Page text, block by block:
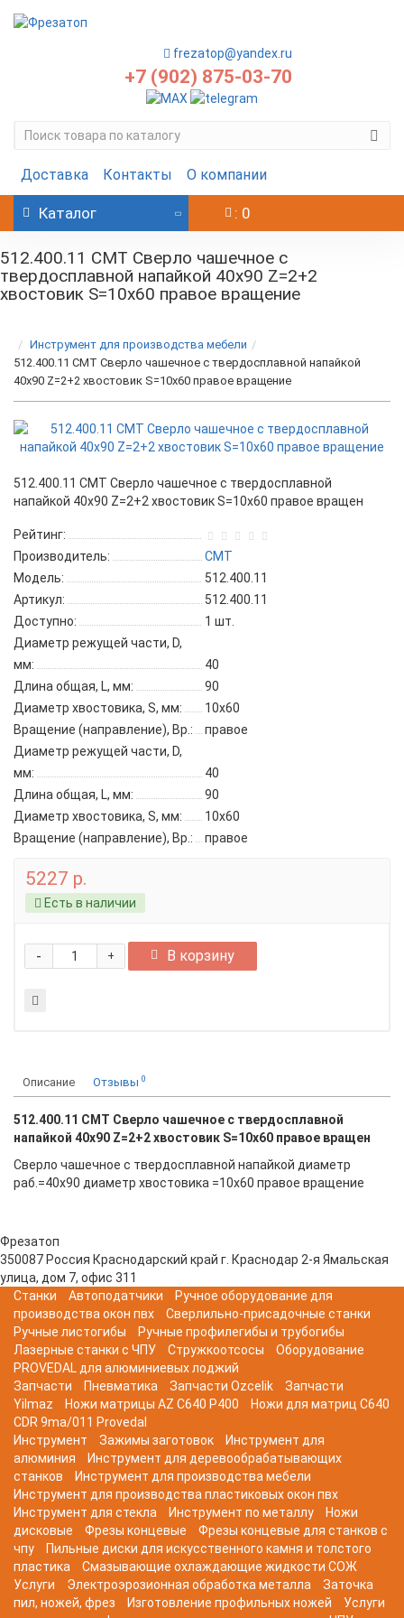
frezatop@yandex.ru
+7 (902) 875-03-70
Доставка Контакты О компании
Каталог : 0
512.400.11 CMT Сверло чашечное с
твердосплавной напайкой 40x90 Z=2+2
хвостовик S=10x60 правое вращение
Инструмент для производства мебели
512.400.11 CMT Сверло чашечное с твердосплавной напайкой
40x90 Z=2+2 хвостовик S=10x60 правое вращение
512.400.11 CMT Сверло чашечное с твердосплавной
напайкой 40x90 Z=2+2 хвостовик S=10x60 правое вращен
Рейтинг:
Производитель:
CMT
Модель:
512.400.11
Артикул:
512.400.11
Доступно:
1 шт.
Диаметр режущей части, D,
мм:
40
Длина общая, L, мм:
90
Диаметр хвостовика, S, мм:
10x60
Вращение (направление), Вр.:
правое
Диаметр режущей части, D,
мм:
40
Длина общая, L, мм:
90
Диаметр хвостовика, S, мм:
10x60
Вращение (направление), Вр.:
правое
5227 р.
Есть в наличии
+
- В корзину
Описание Отзывы 0
512.400.11 CMT Сверло чашечное с твердосплавной
напайкой 40x90 Z=2+2 хвостовик S=10x60 правое вращен
Сверло чашечное с твердосплавной напайкой диаметр
раб.=40x90 диаметр хвостовика =10x60 правое вращение
Фрезатоп
350087 Россия Краснодарский край г. Краснодар 2-я Ямальская
улица, дом 7, офис 311
Станки
Автоподатчики
Ручное оборудование для
производства окон пвх
Сверлильно-присадочные станки
Ручные листогибы
Ручные профилегибы и трубогибы
Лазерные станки с ЧПУ
Стружкоотсосы
Оборудование
PROVEDAL для алюминиевых лоджий
Запчасти
Пневматика Запчасти Ozcelik
Запчасти
Yilmaz
Ножи матрицы AZ C640 P400
Ножи для матриц C640
CDR 9ma/011 Provedal
Инструмент
Зажимы заготовок
Инструмент для
алюминия
Инструмент для деревообрабатывающих
станков
Инструмент для производства мебели
Инструмент для производства пластиковых окон пвх
Инструмент для стекла
Инструмент по металлу
Ножи
дисковые
Фрезы концевые
Фрезы концевые для станков с
чпу
Пильные диски для искусственного камня и толстого
пластика
Смазывающие охлаждающие жидкости СОЖ
Услуги
Электроэрозионная обработка металла
Заточка
пил, ножей, фрез
Изготовление профильных ножей
Услуги